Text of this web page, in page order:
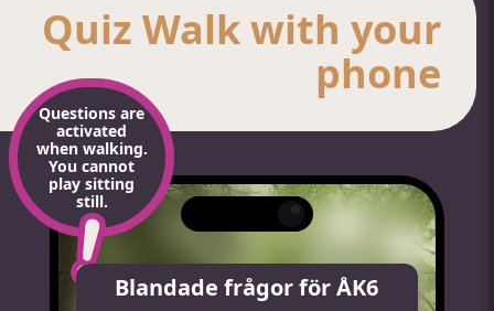
Quiz Walk with your
phone
Questions are
activated
when walking.
You cannot
play sitting
still.
Blandade frågor för ÅK6